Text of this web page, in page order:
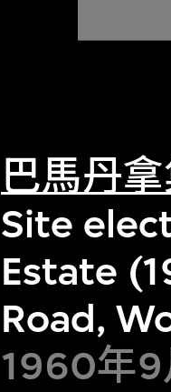
巴馬丹
Site
Estate
Road,
1960年9